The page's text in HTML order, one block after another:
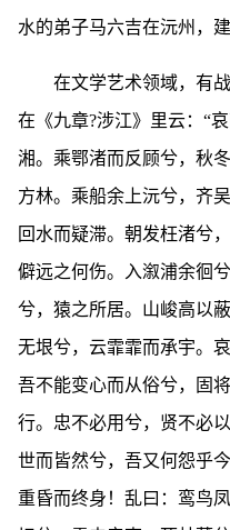
水的弟子马六吉在沅州，建
在文学艺术领域，有
在《九章?涉江》里云：“
湘。乘鄂渚而反顾兮，秋
方林。乘船余上沅兮，齐
回水而疑滞。朝发枉渚兮
僻远之何伤。入溆浦余徊
兮，猿之所居。山峻高以
无垠兮，云霏霏而承宇。
吾不能变心而从俗兮，固
行。忠不必用兮，贤不必
世而皆然兮，吾又何怨乎
重昏而终身！乱曰：鸾鸟